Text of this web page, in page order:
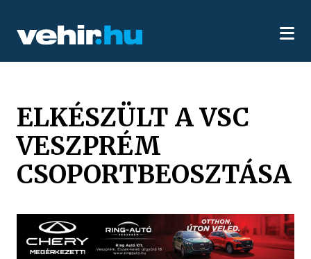
ELKÉSZÜLT A VSC
VESZPRÉM
CSOPORTBEOSZTÁSA